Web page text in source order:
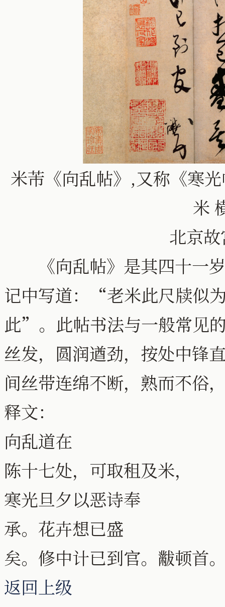
米芾《向乱帖》,又称《寒
米
北京
《向乱帖》是其四十一岁
记中写道：“老米此尺牍似
此”。此帖书法与一般常见
丝发，圆润遒劲，按处中锋
间丝带连绵不断，熟而不俗
释文：
向乱道在
陈十七处，可取租及米，
寒光旦夕以恶诗奉
承。花卉想已盛
矣。修中计已到官。黻顿首
返回上级